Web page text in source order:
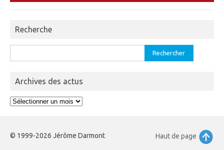
Recherche
Archives des actus
Archives
© 1999-2026 Jérôme Darmont
Haut de page